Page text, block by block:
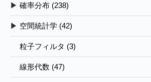
▶ 確率分布 (238)
▶ 空間統計学 (42)
粒子フィルタ (3)
線形代数 (47)